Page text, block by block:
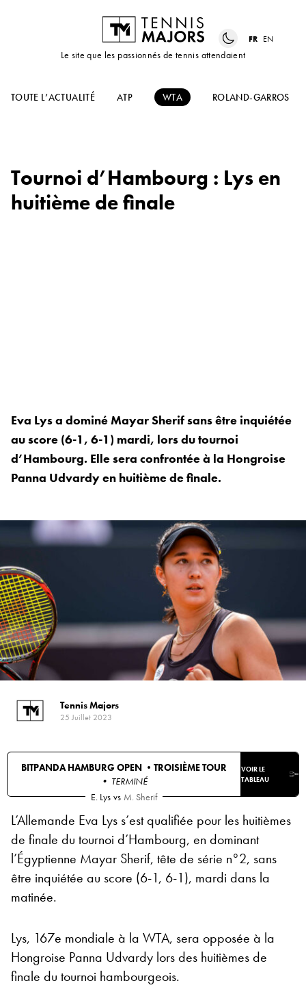
Le site que les passionnés de tennis attendaient
FR EN
TOUTE L’ACTUALITÉ ATP WTA ROLAND-GARROS
Tournoi d’Hambourg : Lys en
huitième de finale
Eva Lys a dominé Mayar Sherif sans être inquiétée
au score (6-1, 6-1) mardi, lors du tournoi
d’Hambourg. Elle sera confrontée à la Hongroise
Panna Udvardy en huitième de finale.
Tennis Majors
25 Juillet 2023
BITPANDA HAMBURG OPEN • TROISIÈME TOUR
• TERMINÉ
VOIR LE
TABLEAU
E. Lys vs M. Sherif
L’Allemande Eva Lys s’est qualifiée pour les huitièmes
de finale du tournoi d’Hambourg, en dominant
l’Égyptienne Mayar Sherif, tête de série n°2, sans
être inquiétée au score (6-1, 6-1), mardi dans la
matinée.
Lys, 167e mondiale à la WTA, sera opposée à la
Hongroise Panna Udvardy lors des huitièmes de
finale du tournoi hambourgeois.